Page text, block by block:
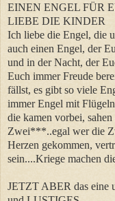
EINEN ENGEL FÜR
LIEBE DIE KINDER
Ich liebe die Engel, die
auch einen Engel, der
und in der Nacht, der
Euch immer Freude
fällst, es gibt so viele
immer Engel mit
die kamen vorbei,
Zwei***..egal wer die
Herzen gekommen,
sein....Kriege machen
JETZT ABER das